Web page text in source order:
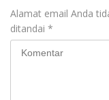
Alamat email Anda
ditandai *